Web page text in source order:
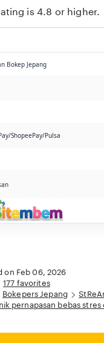
is 4.8 or higher.
Bokep Jepang
ShopeePay/Pulsa
on Feb 06, 2026
177 favorites
Bokepers Jepang
pernapasan bebas stres